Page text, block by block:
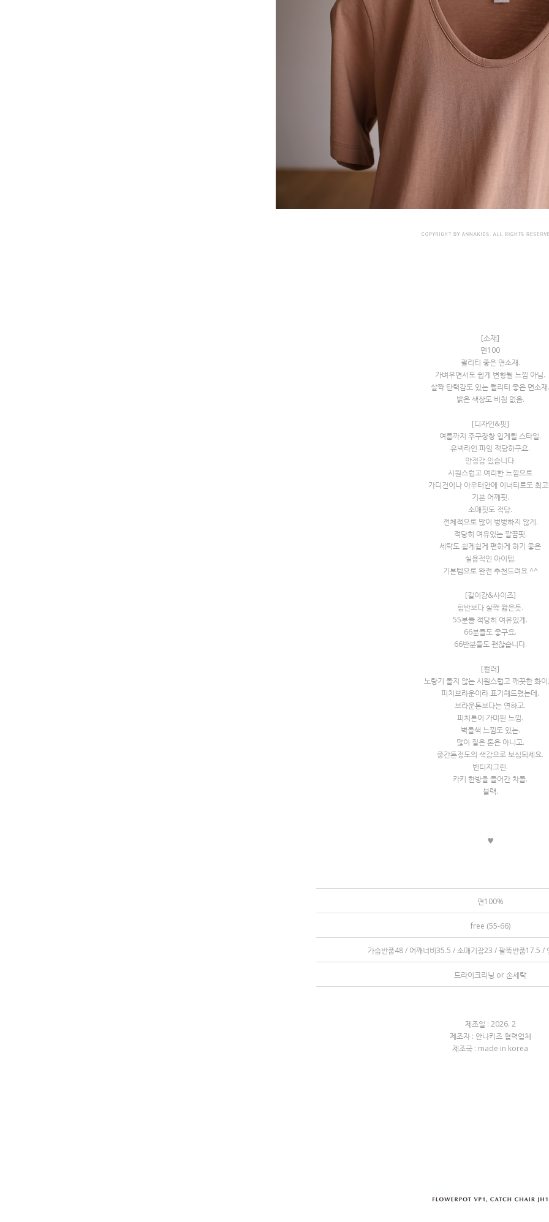
[소재]
면100
퀄리티 좋은 면소재.
가벼우면서도 쉽게 변형될 느낌 아님.
살짝 탄력감도 있는 퀄리티 좋은 면소재.
밝은 색상도 비침 없음.
[디자인&핏]
여름까지 주구장창 입게될 스타일.
유넥라인 파임 적당하구요.
안정감 있습니다.
시원스럽고 여리한 느낌으로
가디건이나 아우터안에 이너티로도 최
기본 어깨핏.
소매핏도 적당.
전체적으로 많이 벙벙하지 않게.
적당히 여유있는 깔끔핏.
세탁도 쉽게쉽게 편하게 하기 좋은
실용적인 아이템.
기본템으로 완전 추천드려요 ^^
[길이감&사이즈]
힙반보다 살짝 짧은듯.
55분들 적당히 여유있게.
66분들도 좋구요.
66반분들도 괜찮습니다.
[컬러]
노랑기 돌지 않는 시원스럽고 깨끗한 화
피치브라운이라 표기해드렸는데.
브라운톤보다는 연하고.
피치톤이 가미된 느낌.
벽돌색 느낌도 있는.
많이 짙은 톤은 아니고.
중간톤정도의 색감으로 보심되세요.
빈티지그린.
카키 한방울 들어간 차콜.
블랙.
♥
면100%
free (55-66)
가슴반품48 / 어깨너비35.5 / 소매기장23 / 팔뚝반품17.5 /
드라이크리닝 or 손세탁
제조일 : 2026. 2
제조자 : 안나키즈 협력업체
제조국 : made in korea